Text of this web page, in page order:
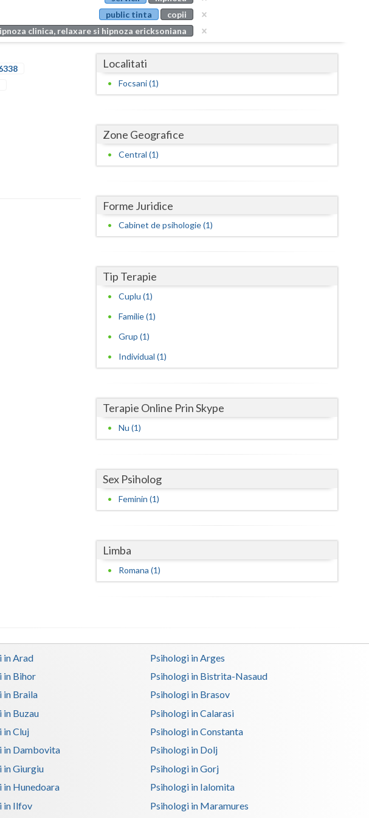
Buzau
Calarasi
Caras-Severin
Giurgiu
Maramures
Mehedinti
Neamt
Salaj
Timis
Tulcea
Valcea
Vaslui
public tinta
copii
clinica, relaxare si hipnoza ericksoniana
Localitati
Focsani (1)
Zone Geografice
Central (1)
Forme Juridice
Cabinet de psihologie (1)
Tip Terapie
Cuplu (1)
Familie (1)
Grup (1)
Individual (1)
Terapie Online Prin Skype
Nu (1)
Sex Psiholog
Feminin (1)
Limba
Romana (1)
in Arad
Psihologi in Arges
in Bihor
Psihologi in Bistrita-Nasaud
in Braila
Psihologi in Brasov
in Buzau
Psihologi in Calarasi
in Cluj
Psihologi in Constanta
in Dambovita
Psihologi in Dolj
in Giurgiu
Psihologi in Gorj
in Hunedoara
Psihologi in Ialomita
in Ilfov
Psihologi in Maramures